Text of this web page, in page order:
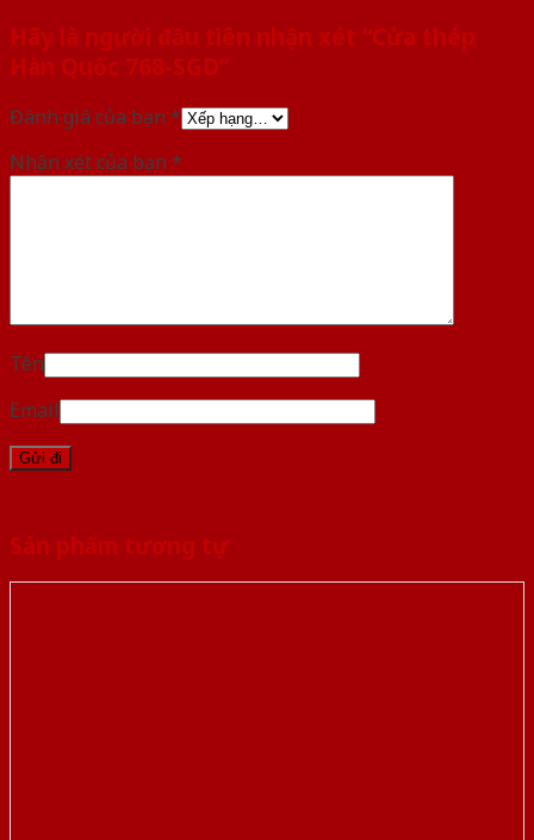
Hãy là người đầu tiên nhận xét “Cửa thép
Hàn Quốc 768-SGD”
Đánh giá của bạn *
Nhận xét của bạn *
Tên
Email
Sản phẩm tương tự